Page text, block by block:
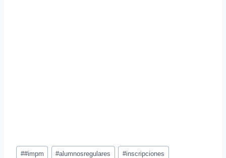
##impm #alumnosregulares #inscripciones